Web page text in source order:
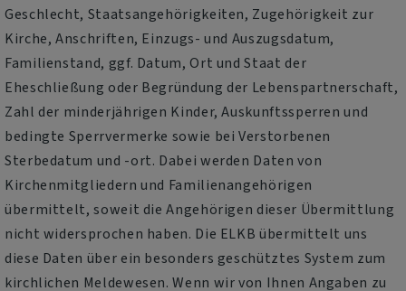
Geschlecht, Staatsangehörigkeiten, Zugehörigkeit zur
Kirche, Anschriften, Einzugs- und Auszugsdatum,
Familienstand, ggf. Datum, Ort und Staat der
Eheschließung oder Begründung der Lebenspartnerschaft,
Zahl der minderjährigen Kinder, Auskunftssperren und
bedingte Sperrvermerke sowie bei Verstorbenen
Sterbedatum und -ort. Dabei werden Daten von
Kirchenmitgliedern und Familienangehörigen
übermittelt, soweit die Angehörigen dieser Übermittlung
nicht widersprochen haben. Die ELKB übermittelt uns
diese Daten über ein besonders geschütztes System zum
kirchlichen Meldewesen. Wenn wir von Ihnen Angaben zu